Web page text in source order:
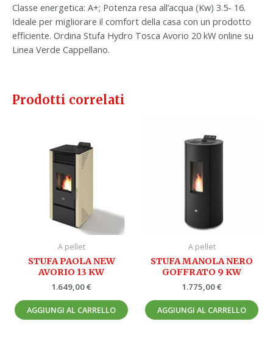
Classe energetica: A+; Potenza resa all’acqua (Kw) 3.5- 16.
Ideale per migliorare il comfort della casa con un prodotto
efficiente. Ordina Stufa Hydro Tosca Avorio 20 kW online su
Linea Verde Cappellano.
Prodotti correlati
A pellet
STUFA PAOLA NEW
AVORIO 13 KW
1.649,00€
AGGIUNGI AL CARRELLO
A pellet
STUFA MANOLA NERO
GOFFRATO 9 KW
1.775,00€
AGGIUNGI AL CARRELLO